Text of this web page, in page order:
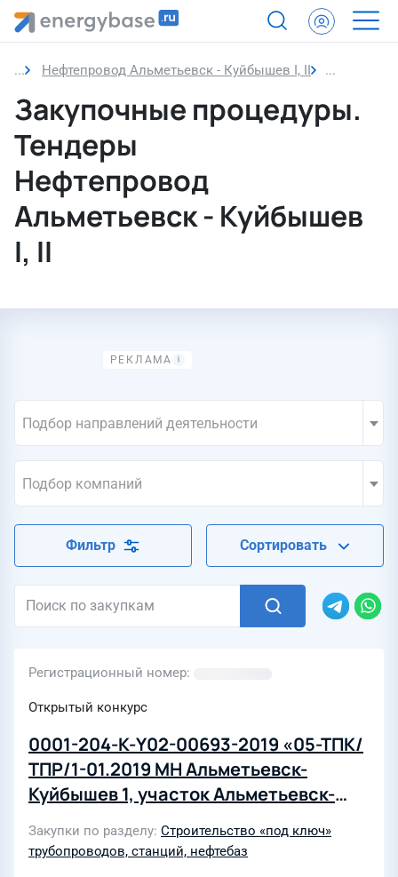
Нефтепровод Альметьевск - Куйбышев I, II
Закупочные процедуры.
Тендеры
Нефтепровод
Альметьевск - Куйбышев
I, II
Подбор направлений деятельности
Подбор компаний
Фильтр Сортировать
Регистрационный номер
Открытый конкурс
0001-204-К-Y02-00693-2019 «05-ТПК/
ТПР/1-01.2019 МН Альметьевск-
Куйбышев 1, участок Альметьевск-
Реконструкция»
Закупки по разделу Строительство «под ключ»
трубопроводов, станций, нефтебаз